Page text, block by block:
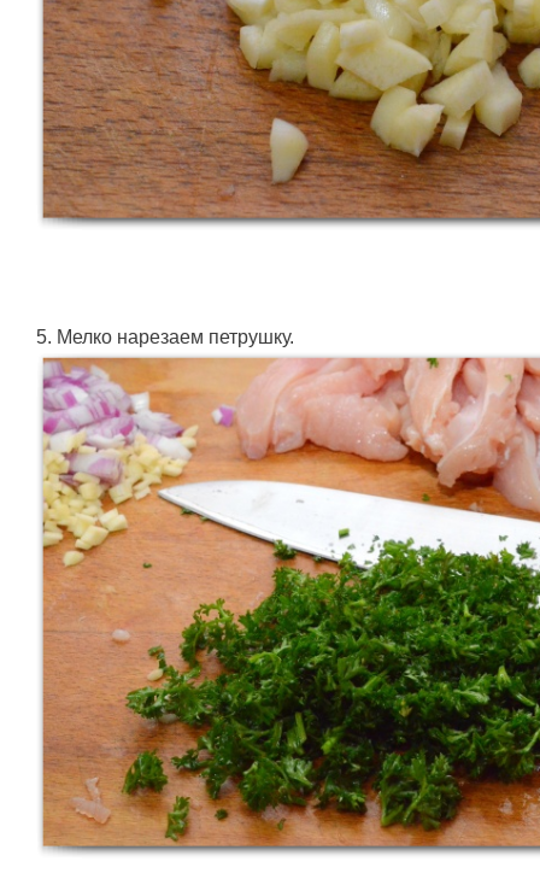
5. Мелко нарезаем петрушку.